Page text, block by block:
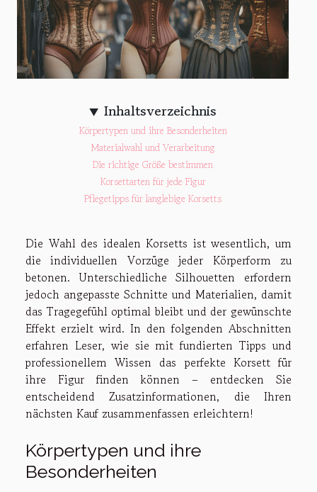
Inhaltsverzeichnis
Körpertypen und ihre Besonderheiten
Materialwahl und Verarbeitung
Die richtige Größe bestimmen
Korsettarten für jede Figur
Pflegetipps für langlebige Korsetts
Die Wahl des idealen Korsetts ist wesentlich, um
die individuellen Vorzüge jeder Körperform zu
betonen. Unterschiedliche Silhouetten erfordern
jedoch angepasste Schnitte und Materialien, damit
das Tragegefühl optimal bleibt und der gewünschte
Effekt erzielt wird. In den folgenden Abschnitten
erfahren Leser, wie sie mit fundierten Tipps und
professionellem Wissen das perfekte Korsett für
ihre Figur finden können – entdecken Sie
entscheidend Zusatzinformationen, die Ihren
nächsten Kauf zusammenfassen erleichtern!
Körpertypen und ihre
Besonderheiten